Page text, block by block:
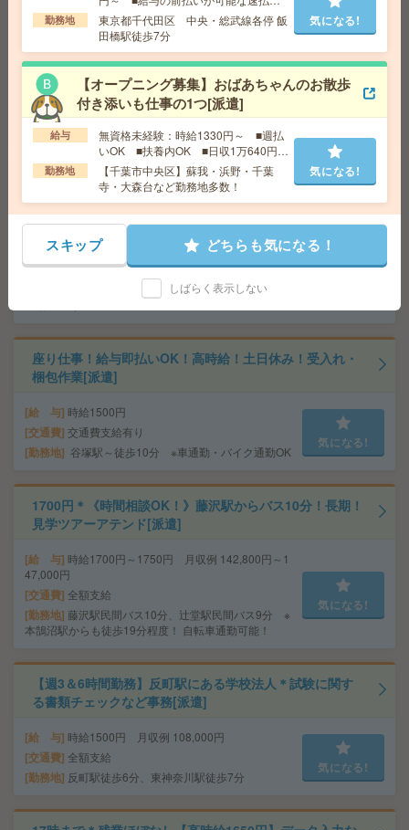
ービス企業で営業事務[派遣]
給 与 時給1900円～2100円＋交 ■給与の前払いが
可能な速払いサービスあり
交通費 交通費支給あり
勤務地
東京都千代田区 東京メトロ有楽町線 麹町駅
徒歩1分、東京メトロ半蔵門線 半蔵門駅徒歩5分
気になる!
1750円＊《時間相談OK！》北鎌倉駅から徒歩圏内！長
期！窓口業務[派遣]
時給1750円 月収例 227,500円
交通費 全額支給
バス停：小坂小学校 徒歩１分（車・バイク・自転車
座り仕事！給与即払いOK！高時給！土日休み！受入れ・
梱包作業[派遣]
給 与 時給1500円
交通費 交通費支給有り
勤務地 谷塚駅～徒歩10分 ※車通勤・バイク通勤OK
気になる!
1700円＊《時間相談OK！》藤沢駅からバス10分！長期！
見学ツアーアテンド[派遣]
給 与 時給1700円～1750円 月収例 142,800円～1
47,000円
交通費 全額支給
勤務地 藤沢駅民間バス10分、辻堂駅民間バス9分 ※
本鵠沼駅からも徒歩19分程度！ 自転車通勤可能！
気になる!
【週3＆6時間勤務】反町駅にある学校法人＊試験に関す
る書類チェックなど事務[派遣]
給 与 時給1500円 月収例 108,000円
交通費 全額支給
勤務地 反町駅徒歩6分、東神奈川駅徒歩7分
気になる!
サービスあり
勤務地
東京都千代田区 中央・総武線各停 飯
田橋駅徒歩7分
気になる!
【オープニング募集】おばあちゃんのお散歩
付き添いも仕事の1つ[派遣]
給与
無資格未経験：時給1330円～ ■週払
いOK ■扶養内OK ■日収1万640円以
上
勤務地
【千葉市中央区】蘇我・浜野・千葉
寺・大森台など勤務地多数！
気になる!
スキップ どちらも気になる！
しばらく表示しない